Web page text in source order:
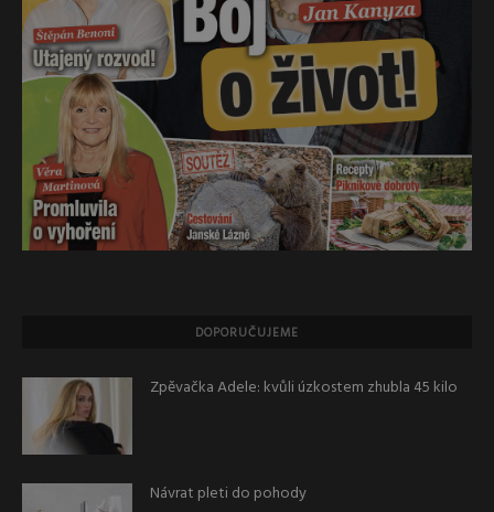
DOPORUČUJEME
Zpěvačka Adele: kvůli úzkostem zhubla 45 kilo
Návrat pleti do pohody